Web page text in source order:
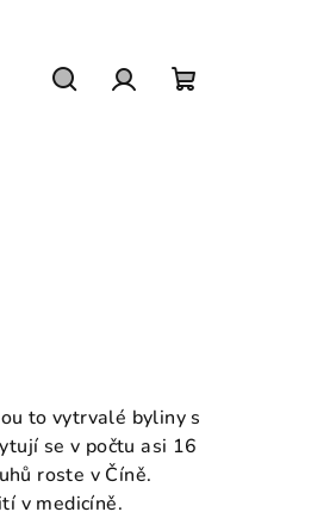
to vytrvalé byliny s
se v počtu asi 16
roste v Číně.
v medicíně.